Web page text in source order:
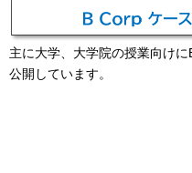
主に大学、大学院の授業向け
公開しています。